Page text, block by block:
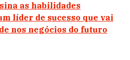
as habilidades
líder de sucesso que vai
nos negócios do futuro